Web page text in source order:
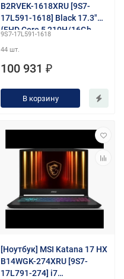
B2RVEK-1618XRU [9S7-
17L591-1618] Black 17.3"
{FHD Core 5 210H/16Gb
NoOS}
9S7-17L591-1618
44 шт.
100 931 ₽
В корзину
[Ноутбук] MSI Katana 17 HX
B14WGK-274XRU [9S7-
17L791-274] i7